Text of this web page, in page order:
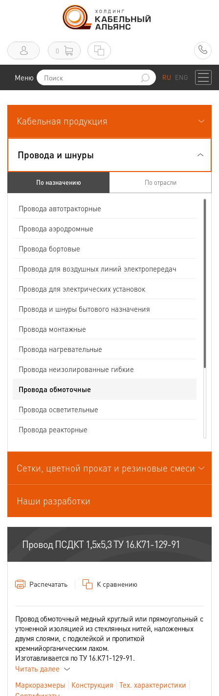
0
Меню RU ENG
Кабельная продукция
Провода и шнуры
По назначению По отрасли
Провода автотракторные
Провода аэродромные
Провода бортовые
Провода для воздушных линий электропередач
Провода для электрических установок
Провода и шнуры бытового назначения
Провода монтажные
Провода нагревательные
Провода неизолированные гибкие
Провода обмоточные
Провода осветительные
Провода реакторные
Провода связи
Провода силовые для стационарной прокладки
Провода термоэлектродные
Шнуры шахтные
Сетки, цветной прокат и резиновые смеси
Наши разработки
Провод ПСДКТ 1,5х5,3 ТУ 16.К71-129-91
Распечатать К сравнению
Провод обмоточный медный круглый или прямоугольный с
утоненной изоляцией из стеклянных нитей, наложенных
двумя слоями, с подклейкой и пропиткой
кремнийорганическим лаком.
Изготавливается по ТУ 16.К71-129-91.
Читать далее
Маркоразмеры
Конструкция
Тех. характеристики